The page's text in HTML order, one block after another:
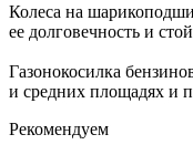
Колеса на
ее долговечность и
Газонокосилка
и средних площадях и
Рекомендуем